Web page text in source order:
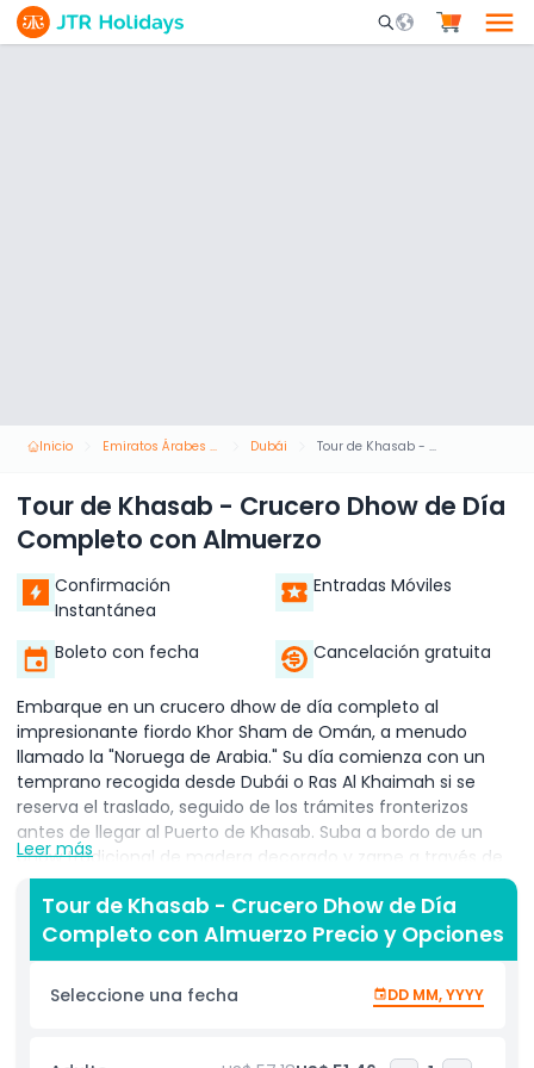
Mobile Search
Inicio Emiratos Árabes Unidos Dubái Tour de Khasab - Crucero Dhow de Día Completo con Almuerzo
Tour de Khasab - Crucero Dhow de Día
Completo con Almuerzo
Confirmación
Instantánea
Entradas Móviles
Boleto con fecha Cancelación gratuita
Embarque en un crucero dhow de día completo al
impresionante fiordo Khor Sham de Omán, a menudo
llamado la "Noruega de Arabia." Su día comienza con un
temprano recogida desde Dubái o Ras Al Khaimah si se
reserva el traslado, seguido de los trámites fronterizos
antes de llegar al Puerto de Khasab. Suba a bordo de un
dhow tradicional de madera decorado y zarpe a través de
majestuosos fiordos rodeados de montañas escarpadas y
playas vírgenes. Observe los delfines juguetones en la
entrada del fiordo antes que el dhow ancle en lugares
pintorescos como la Isla Telegraph y la Isla Seebi. Aquí,
puede nadar y hacer snorkel en aguas cristalinas con
colorida vida marina. A bordo, relájese con refrescos
junto con un delicioso almuerzo buffet. Se proporcionan
Leer más
Tour de Khasab - Crucero Dhow de Día
Completo con Almuerzo Precio y Opciones
Seleccione una fecha DD MM, YYYY